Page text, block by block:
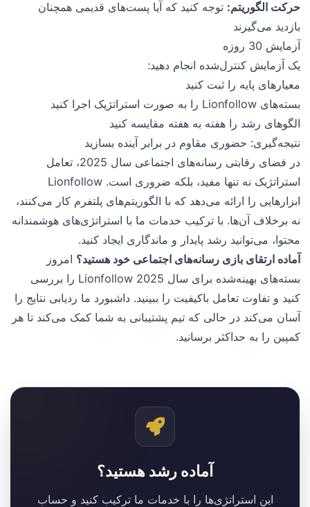
حرکت الگوریتم: توجه کنید که آیا پست‌های قدیمی همچنان
بازدید می‌گیرند
آزمایش 30 روزه
یک آزمایش کنترل‌شده انجام دهید:
معیارهای پایه را ثبت کنید
بسته‌های Lionfollow را به صورت استراتژیک اجرا کنید
الگوهای رشد را هفته به هفته مقایسه کنید
نتیجه‌گیری: حضوری مقاوم در برابر آینده بسازید
در فضای رقابتی رسانه‌های اجتماعی سال 2025، تعامل
استراتژیک نه تنها مفید، بلکه ضروری است. Lionfollow
ابزارهایی را ارائه می‌دهد که با الگوریتم‌های پلتفرم کار می‌کنند،
نه برخلاف آن‌ها. با ترکیب خدمات ما با استراتژی‌های هوشمندانه
محتوا، می‌توانید رشد پایدار و ماندگاری ایجاد کنید.
آماده ارتقای بازی رسانه‌های اجتماعی خود هستید؟ امروز
بسته‌های بهینه‌شده برای سال 2025 Lionfollow را بررسی
کنید و تفاوت تعامل باکیفیت را ببینید. داشبورد ما ردیابی نتایج را
آسان می‌کند در حالی که تیم پشتیبانی به شما کمک می‌کند تا هر
کمپین را به حداکثر برسانید.
آماده رشد هستید؟
این استراتژی‌ها را با خدمات ما ترکیب کنید و حساب